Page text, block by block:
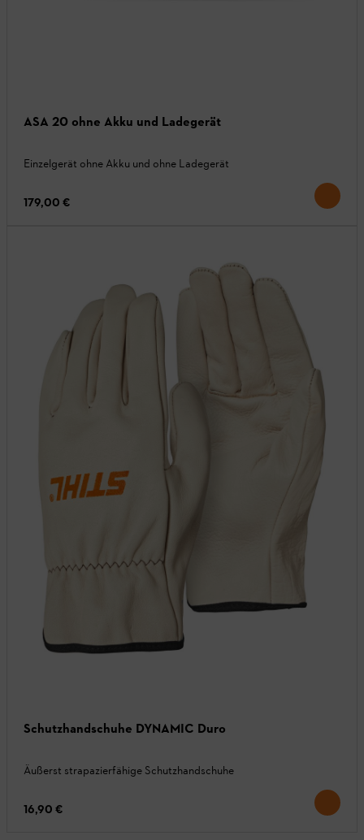
ASA 20 ohne Akku und Ladegerät
Einzelgerät ohne Akku und ohne Ladegerät
179,00 €
Schutzhandschuhe DYNAMIC Duro
Äußerst strapazierfähige Schutzhandschuhe
16,90 €